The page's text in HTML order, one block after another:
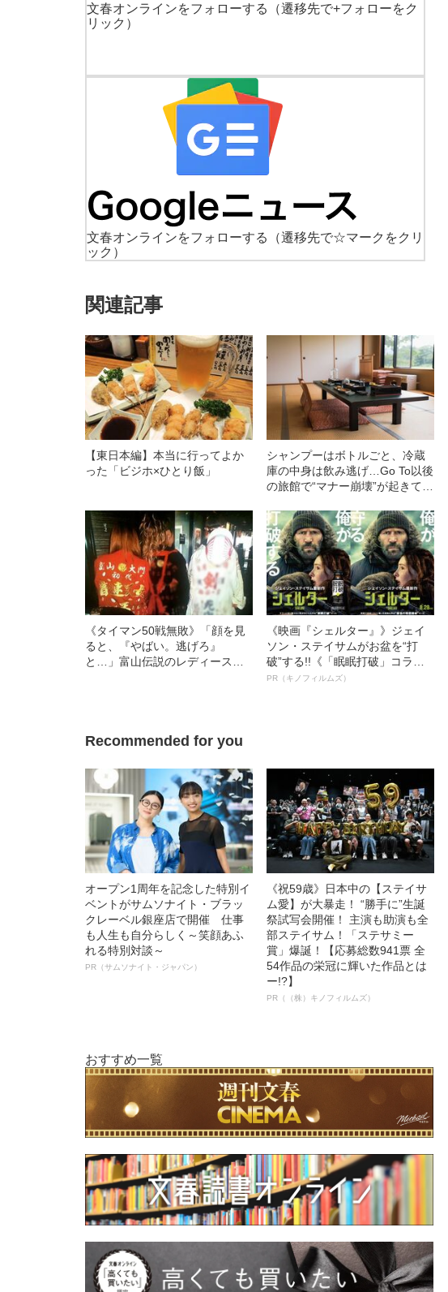
文春オンラインをフォローする
（遷移先で+フォローをク
リック）
文春オンラインをフォローする
（遷移先で☆マークをクリ
ック）
関連記事
【東日本編】本当に行ってよか
った「ビジホ×ひとり飯」
シャンプーはボトルごと、冷蔵
庫の中身は飲み逃げ…Go To以後
の旅館で“マナー崩壊”が起きてい
《タイマン50戦無敗》「顔を見
ると、『やばい。逃げろ』
と…」富山伝説のレディース初
《映画『シェルター』》ジェイ
ソン・ステイサムがお盆を“打
破”する!!《「眠眠打破」コラ
ボ》
PR（キノフィルムズ）
Recommended for you
オープン1周年を記念した特別イ
ベントがサムソナイト・ブラッ
クレーベル銀座店で開催 仕事
も人生も自分らしく～笑顔あふ
れる特別対談～
PR（サムソナイト・ジャパン）
《祝59歳》日本中の【ステイサ
ム愛】が大暴走！ “勝手に”生誕
祭試写会開催！ 主演も助演も全
部ステイサム！「ステサミー
賞」爆誕！【応募総数941票 全
54作品の栄冠に輝いた作品とは
ー!?】
PR（（株）キノフィルムズ）
おすすめ一覧